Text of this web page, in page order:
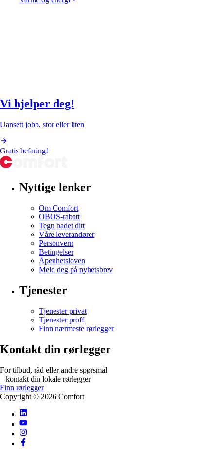
Vi hjelper deg!
Uansett jobb, stor eller liten
Gratis befaring!
Nyttige lenker
Om Comfort
OBOS-rabatt
Tegn badet ditt
Våre leverandører
Personvern
Betingelser
Åpenhetsloven
Meld deg på nyhetsbrev
Tjenester
Tjenester privat
Tjenester proff
Finn nærmeste rørlegger
Kontakt din rørlegger
For tilbud, råd eller andre spørsmål
– kontakt din lokale rørlegger
Finn rørlegger
Copyright © 2026 Comfort